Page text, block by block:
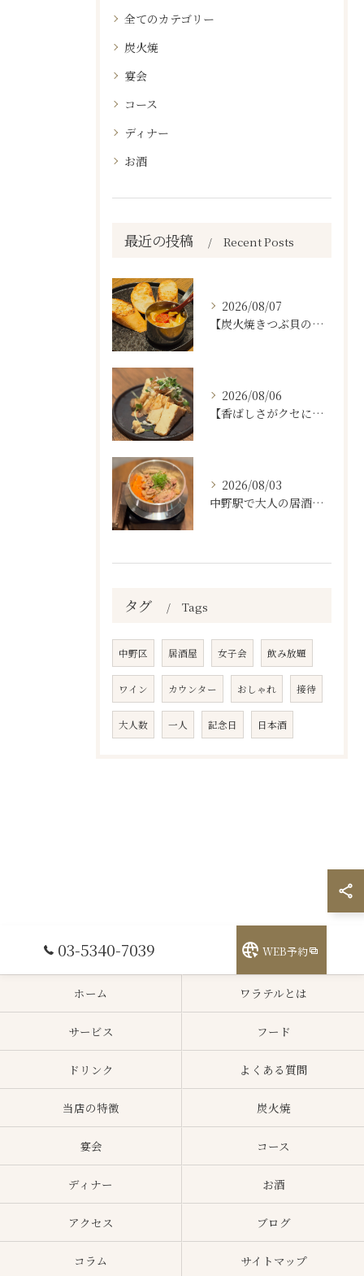
全てのカテゴリー
炭火焼
宴会
コース
ディナー
お酒
最近の投稿 Recent Posts
2026/08/07
【炭火焼きつぶ貝のスパニッシュアヒージョ🐚🔥】
2026/08/06
【香ばしさがクセになる。
2026/08/03
中野駅で大人の居酒屋をお探しならぜひワラテルへ！
タグ Tags
中野区 居酒屋 女子会 飲み放題
ワイン カウンター おしゃれ 接待
大人数 一人 記念日 日本酒
03-5340-7039 WEB予約
ホーム ワラテルとは
サービス フード
ドリンク よくある質問
当店の特徴 炭火焼
宴会 コース
ディナー お酒
アクセス ブログ
コラム サイトマップ